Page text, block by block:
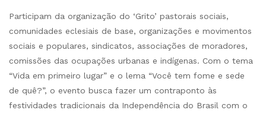
Participam da organização do ‘Grito’ pastorais sociais,
comunidades eclesiais de base, organizações e movimentos
sociais e populares, sindicatos, associações de moradores,
comissões das ocupações urbanas e indígenas. Com o tema
“Vida em primeiro lugar” e o lema “Você tem fome e sede
de quê?”, o evento busca fazer um contraponto às
festividades tradicionais da Independência do Brasil com o